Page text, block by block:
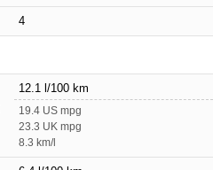
4
12.1 l/100 km
19.4 US mpg
23.3 UK mpg
8.3 km/l